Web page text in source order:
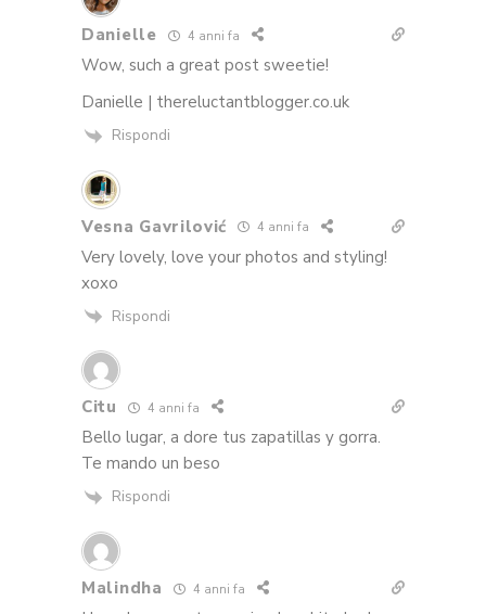
Danielle 4 anni fa
Wow, such a great post sweetie!
Danielle | thereluctantblogger.co.uk
Rispondi
Vesna Gavrilović 4 anni fa
Very lovely, love your photos and styling!
xoxo
Rispondi
Citu 4 anni fa
Bello lugar, a dore tus zapatillas y gorra.
Te mando un beso
Rispondi
Malindha 4 anni fa